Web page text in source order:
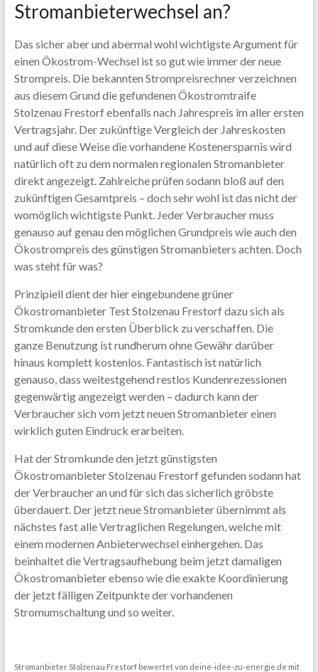
Stromanbieterwechsel an?
Das sicher aber und abermal wohl wichtigste Argument für
einen Ökostrom-Wechsel ist so gut wie immer der neue
Strompreis. Die bekannten Strompreisrechner verzeichnen
aus diesem Grund die gefundenen Ökostromtraife
Stolzenau Frestorf ebenfalls nach Jahrespreis im aller ersten
Vertragsjahr. Der zukünftige Vergleich der Jahreskosten
und auf diese Weise die vorhandene Kostenersparnis wird
natürlich oft zu dem normalen regionalen Stromanbieter
direkt angezeigt. Zahlreiche prüfen sodann bloß auf den
zukünftigen Gesamtpreis – doch sehr wohl ist das nicht der
womöglich wichtigste Punkt. Jeder Verbraucher muss
genauso auf genau den möglichen Grundpreis wie auch den
Ökostrompreis des günstigen Stromanbieters achten. Doch
was steht für was?
Prinzipiell dient der hier eingebundene grüner
Ökostromanbieter Test Stolzenau Frestorf dazu sich als
Stromkunde den ersten Überblick zu verschaffen. Die
ganze Benutzung ist rundherum ohne Gewähr darüber
hinaus komplett kostenlos. Fantastisch ist natürlich
genauso, dass weitestgehend restlos Kundenrezessionen
gegenwärtig angezeigt werden – dadurch kann der
Verbraucher sich vom jetzt neuen Stromanbieter einen
wirklich guten Eindruck erarbeiten.
Hat der Stromkunde den jetzt günstigsten
Ökostromanbieter Stolzenau Frestorf gefunden sodann hat
der Verbraucher an und für sich das sicherlich gröbste
überdauert. Der jetzt neue Stromanbieter übernimmt als
nächstes fast alle Vertraglichen Regelungen, welche mit
einem modernen Anbieterwechsel einhergehen. Das
beinhaltet die Vertragsaufhebung beim jetzt damaligen
Ökostromanbieter ebenso wie die exakte Koordinierung
der jetzt fälligen Zeitpunkte der vorhandenen
Stromumschaltung und so weiter.
Stromanbieter Stolzenau Frestorf bewertet von deine-idee-zu-energie.de mit